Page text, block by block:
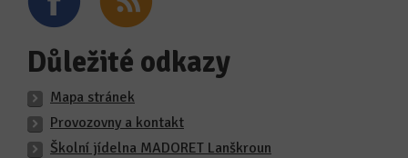
Důležité odkazy
Mapa stránek
Provozovny a kontakt
Školní jídelna MADORET Lanškroun